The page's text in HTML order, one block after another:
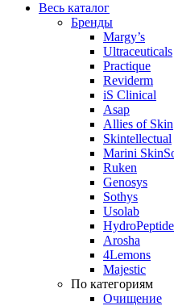
Весь каталог
Бренды
Margy’s
Ultraceuticals
Practique
Reviderm
iS Clinical
Asap
Allies of Skin
Skintellectual
Marini
Ruken
Genosys
Sothys
Usolab
HydroPeptide
Arosha
4Lemons
Majestic
По категориям
Очищение